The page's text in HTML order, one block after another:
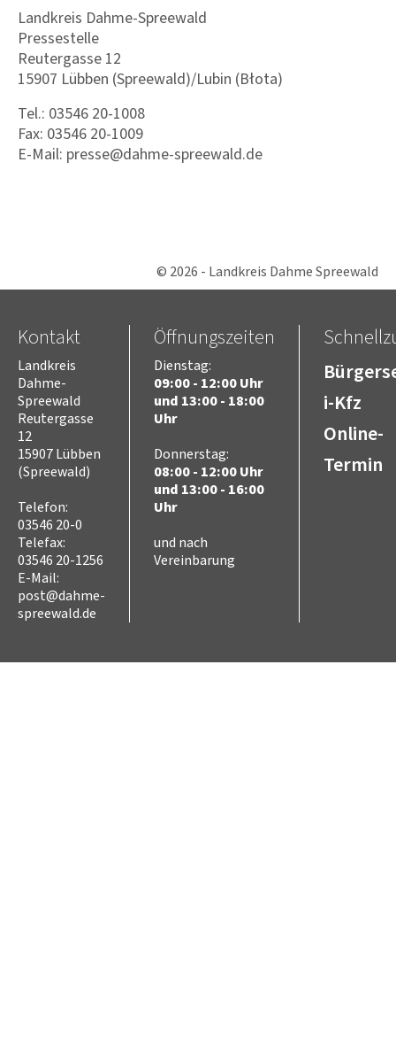
Landkreis Dahme-Spreewald
Pressestelle
Reutergasse 12
15907 Lübben (Spreewald)/Lubin (Błota)
Tel.: 03546 20-1008
Fax: 03546 20-1009
E-Mail: presse@dahme-spreewald.de
© 2026 - Landkreis Dahme Spreewald
Kontakt
Landkreis
Dahme-
Spreewald
Reutergasse
12
15907 Lübben
(Spreewald)
Telefon:
03546 20-0
Telefax:
03546 20-1256
E-Mail:
post@dahme-
spreewald.de
Öffnungszeiten
Dienstag:
09:00 - 12:00 Uhr
und 13:00 - 18:00
Uhr
Donnerstag:
08:00 - 12:00 Uhr
und 13:00 - 16:00
Uhr
und nach
Vereinbarung
i-Kfz
Online-
Termin